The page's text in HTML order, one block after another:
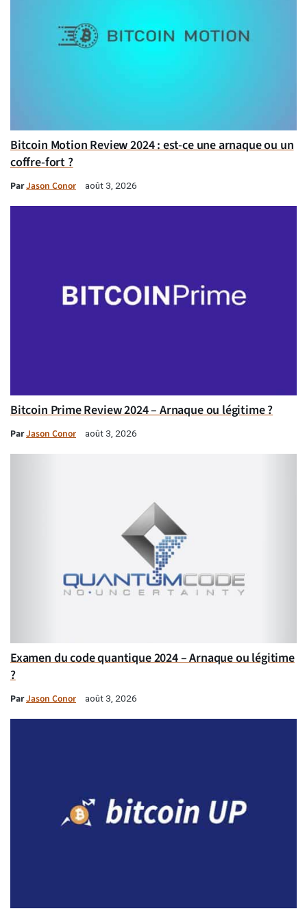
Bitcoin Motion Review 2024 : est-ce une arnaque ou un
coffre-fort ?
ParJason Conor août 3, 2026
Bitcoin Prime Review 2024 – Arnaque ou légitime ?
ParJason Conor août 3, 2026
Examen du code quantique 2024 – Arnaque ou légitime
?
ParJason Conor août 3, 2026